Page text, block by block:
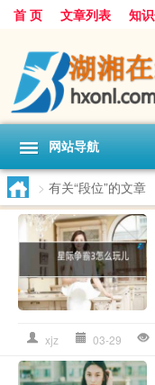
首 页 文章列表 知
网站导航
> 有关“段位”的文章
xjz 03-29